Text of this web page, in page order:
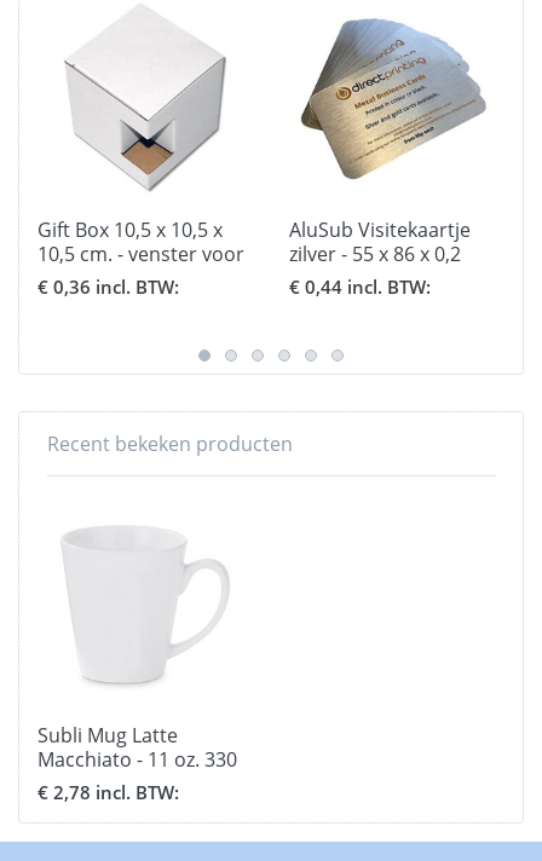
Gift Box 10,5 x 10,5 x
10,5 cm. - venster voor
bekers
€ 0,36 incl. BTW:
AluSub Visitekaartje
zilver - 55 x 86 x 0,2
mm.
€ 0,44 incl. BTW:
Recent bekeken producten
Subli Mug Latte
Macchiato - 11 oz. 330
ml. beker
€ 2,78 incl. BTW: